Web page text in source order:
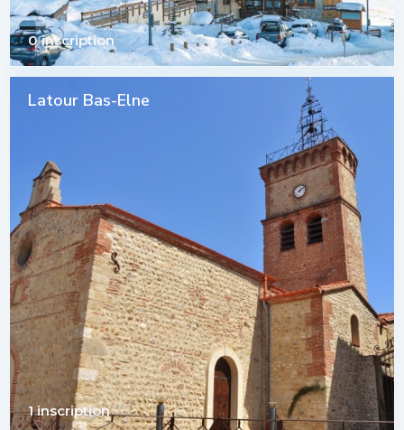
0 inscription
Latour Bas-Elne
1 inscription